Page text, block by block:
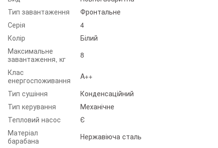
Тип завантаження
Фронтальне
Серія
4
Колір
Білий
Максимальне
завантаження, кг
8
Клас
енергоспоживання
A++
Тип сушіння
Конденсаційний
Тип керування
Механічне
Тепловий насос
Є
Матеріал
барабана
Нержавіюча сталь